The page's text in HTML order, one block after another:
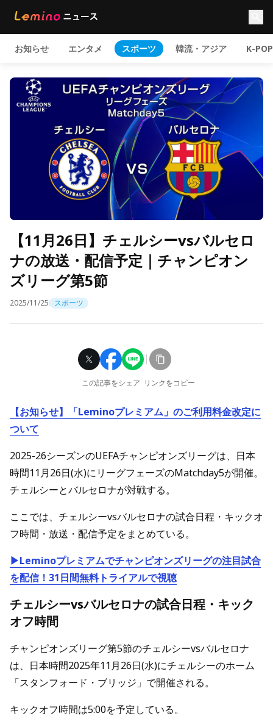
お知らせ エンタメ スポーツ 韓流・アジア K-POP
【11月26日】チェルシーvsバルセロ
ナの放送・配信予定｜チャンピオン
ズリーグ第5節
2025/11/25 スポーツ
この記事をシェア リンクをコピー
【お知らせ】「Leminoプレミアム」のご利用料金改定に
ついて
2025-26シーズンのUEFAチャンピオンズリーグは、日本
時間11月26日(水)にリーグフェーズのMatchday5が開催。
チェルシーとバルセロナが対戦する。
ここでは、チェルシーvsバルセロナの試合日程・キックオ
フ時間・放送・配信予定をまとめている。
▶Leminoプレミアムでチャンピオンズリーグの注目試合
を配信！31日間無料トライアルで視聴
チェルシーvsバルセロナの試合日程・キック
オフ時間
チャンピオンズリーグ第5節のチェルシーvsバルセロナ
は、日本時間2025年11月26日(水)にチェルシーのホーム
「スタンフォード・ブリッジ」で開催される。
キックオフ時間は5:00を予定している。